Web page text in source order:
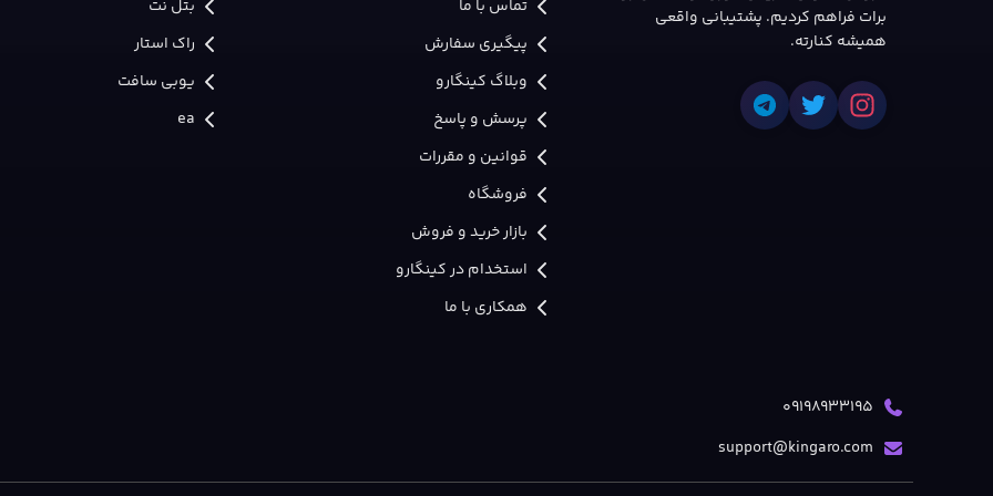
برات فراهم کردیم. پشتیبانی واقعی
همیشه کنارته.
تماس با ما
پیگیری سفارش
وبلاگ کینگارو
پرسش و پاسخ
قوانین و مقررات
فروشگاه
بازار خرید و فروش
استخدام در کینگارو
همکاری با ما
بتل نت
راک استار
یوبی سافت
ea
09198933195
support@kingaro.com